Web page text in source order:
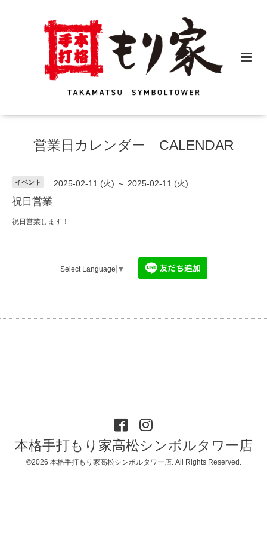
営業日カレンダー CALENDAR
イベント 2025-02-11 (火) ～ 2025-02-11 (火)
祝日営業
祝日営業します！
Select Language ▼
本格手打もり家高松シンボルタワー店
©2026 本格手打もり家高松シンボルタワー店. All Rights Reserved.